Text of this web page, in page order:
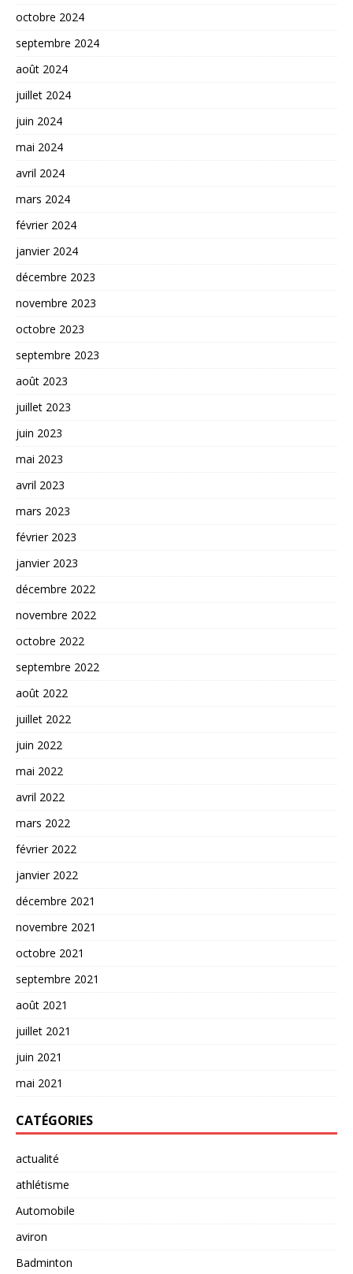
octobre 2024
septembre 2024
août 2024
juillet 2024
juin 2024
mai 2024
avril 2024
mars 2024
février 2024
janvier 2024
décembre 2023
novembre 2023
octobre 2023
septembre 2023
août 2023
juillet 2023
juin 2023
mai 2023
avril 2023
mars 2023
février 2023
janvier 2023
décembre 2022
novembre 2022
octobre 2022
septembre 2022
août 2022
juillet 2022
juin 2022
mai 2022
avril 2022
mars 2022
février 2022
janvier 2022
décembre 2021
novembre 2021
octobre 2021
septembre 2021
août 2021
juillet 2021
juin 2021
mai 2021
CATÉGORIES
actualité
athlétisme
Automobile
aviron
Badminton